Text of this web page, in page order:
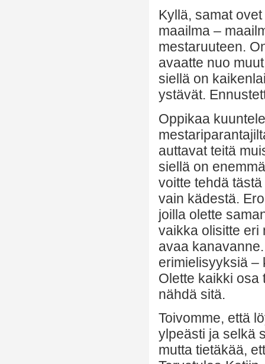
Kyllä, samat
maailma –
mestaruuteen.
avaatte nuo
siellä on
ystävät.
Oppikaa
auttavat teitä
siellä on
voitte tehdä
vain kädestä.
joilla olette
vaikka olisitte eri
avaa
erimielisyyksiä –
Olette kaikki osa
nähdä sitä.
Toivomme, että
ylpeästi ja selkä
mutta tietäkää,